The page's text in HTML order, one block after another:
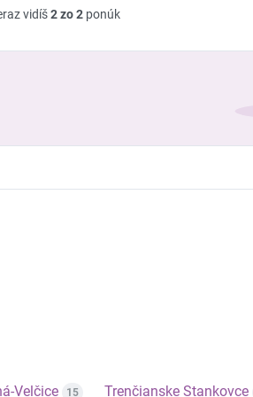
vidíš2 zo 2ponúk
Velčice 15 Trenčianske Stankovce